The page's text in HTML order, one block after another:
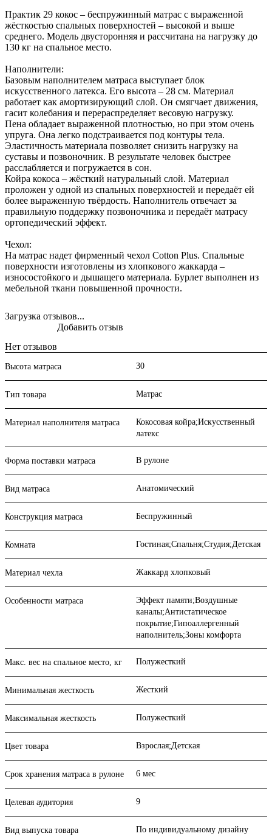
Практик 29 кокос – беспружинный матрас с выраженной
жёсткостью спальных поверхностей – высокой и выше
среднего. Модель двусторонняя и рассчитана на нагрузку до
130 кг на спальное место.
Наполнители:
Базовым наполнителем матраса выступает блок
искусственного латекса. Его высота – 28 см. Материал
работает как амортизирующий слой. Он смягчает движения,
гасит колебания и перераспределяет весовую нагрузку.
Пена обладает выраженной плотностью, но при этом очень
упруга. Она легко подстраивается под контуры тела.
Эластичность материала позволяет снизить нагрузку на
суставы и позвоночник. В результате человек быстрее
расслабляется и погружается в сон.
Койра кокоса – жёсткий натуральный слой. Материал
проложен у одной из спальных поверхностей и передаёт ей
более выраженную твёрдость. Наполнитель отвечает за
правильную поддержку позвоночника и передаёт матрасу
ортопедический эффект.
Чехол:
На матрас надет фирменный чехол Cotton Plus. Спальные
поверхности изготовлены из хлопкового жаккарда –
износостойкого и дышащего материала. Бурлет выполнен из
мебельной ткани повышенной прочности.
Загрузка отзывов...
Нет отзывов
Добавить отзыв
Высота матраса 30
Тип товара Матрас
Материал наполнителя матраса
Кокосовая койра;Искусственный
латекс
Форма поставки матраса В рулоне
Вид матраса Анатомический
Конструкция матраса Беспружинный
Комната Гостиная;Спальня;Студия;Детская
Материал чехла Жаккард хлопковый
Особенности матраса
Эффект памяти;Воздушные
каналы;Антистатическое
покрытие;Гипоаллергенный
наполнитель;Зоны комфорта
Макс. вес на спальное место, кг Полужесткий
Минимальная жесткость Жесткий
Максимальная жесткость Полужесткий
Цвет товара Взрослая;Детская
Срок хранения матраса в рулоне 6 мес
Целевая аудитория 9
Вид выпуска товара По индивидуальному дизайну